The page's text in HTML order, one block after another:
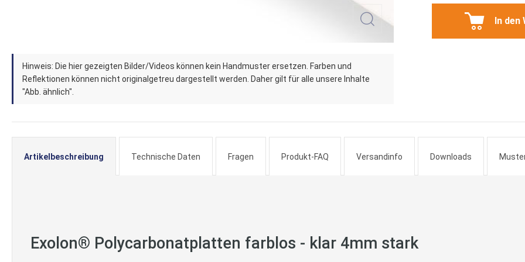
Zum
Anfang
der
Bildergalerie
springen
Hinweis: Die hier gezeigten Bilder/Videos können kein Handmuster ersetzen. Farben und
Reflektionen können nicht originalgetreu dargestellt werden. Daher gilt für alle unsere Inhalte
"Abb. ähnlich".
In den
Artikelbeschreibung
Exolon® Polycarbonatplatten farblos - klar 4mm stark
Technische Daten Fragen Produkt-FAQ Versandinfo Downloads